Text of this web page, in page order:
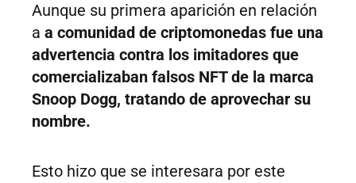
Aunque su primera aparición en relación
a a comunidad de criptomonedas fue una
advertencia contra los imitadores que
comercializaban falsos NFT de la marca
Snoop Dogg, tratando de aprovechar su
nombre.
Esto hizo que se interesara por este